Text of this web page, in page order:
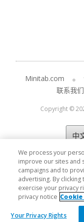
Minitab.com
联系我们
Copyright ©
We process your
improve our sites and
campaigns and to
advertising. By
exercise your privacy
privacy notice
Your Privacy Rights